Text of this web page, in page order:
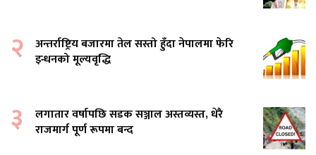
२
अन्तर्राष्ट्रिय बजारमा तेल सस्तो हुँदा नेपालमा फेरि
इन्धनको मूल्यवृद्धि
३
लगातार वर्षापछि सडक सञ्जाल अस्तव्यस्त, धेरै
राजमार्ग पूर्ण रूपमा बन्द